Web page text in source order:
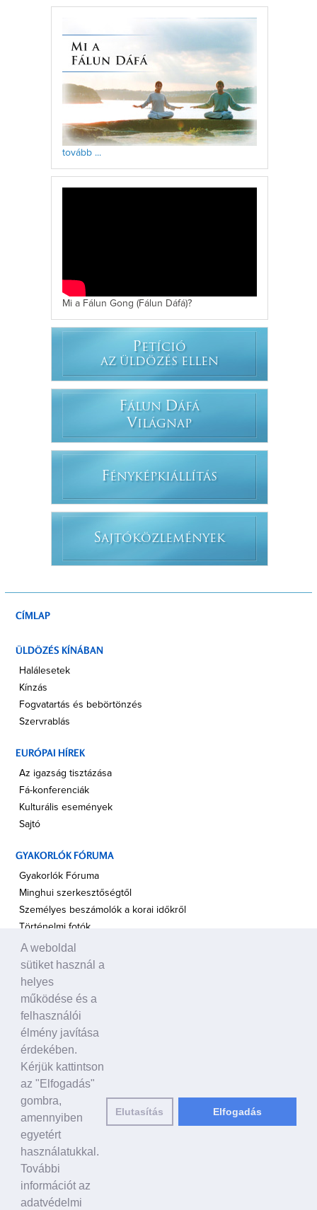
tovább ...
Mi a Fálun Gong (Fálun Dáfá)?
PETÍCIÓ
AZ ÜLDÖZÉS ELLEN
FÁLUN DÁFÁ
VILÁGNAP
FÉNYKÉPKIÁLLÍTÁS
SAJTÓKÖZLEMÉNYEK
CÍMLAP
ÜLDÖZÉS KÍNÁBAN
Halálesetek
Kínzás
Fogvatartás és bebörtönzés
Szervrablás
EURÓPAI HÍREK
Az igazság tisztázása
Fá-konferenciák
Kulturális események
Sajtó
GYAKORLÓK FÓRUMA
Gyakorlók Fóruma
Minghui szerkesztőségtől
Személyes beszámolók a korai időkről
Történelmi fotók
A TÁMOGATÁS HANGJA
Politikusok
Civil szervezetek, ENSZ
Egyéb
A VILÁG HÍREI
HAGYOMÁNYOS KÍNAI KULTÚRA
Ősi történetek
Történelmi személyek
Shen Yun Performing Arts
LINKEK
falundafa.org
hu.faluninfo.eu
A weboldal
sütiket használ a
helyes
működése és a
felhasználói
élmény javítása
érdekében.
Kérjük kattintson
az "Elfogadás"
gombra,
amennyiben
egyetért
használatukkal.
További
információt az
adatvédelmi
Elutasítás Elfogadás